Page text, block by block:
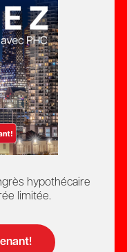
hypothécaire
limitée.
ayant un
réduits pour